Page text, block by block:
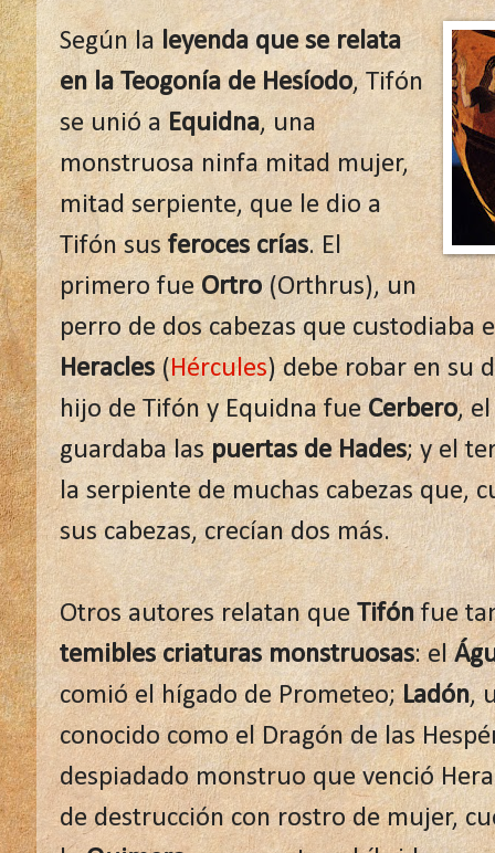
Según la leyenda que se relata
en la Teogonía de Hesíodo, Tifón
se unió aEquidna, una
monstruosa ninfa mitad mujer,
mitad serpiente, que le dio a
Tifón susferoces crías. El
primero fueOrtro(Orthrus), un
perro de dos cabezas que custodiaba
Heracles(Hércules) debe robar en su
hijo de Tifón y Equidna fueCerbero,
guardaba laspuertas de Hades; y el
la serpiente de muchas cabezas que,
sus cabezas, crecían dos más.
Otros autores relatan queTifónfue
temibles criaturas monstruosas: el
comió el hígado de Prometeo;Ladón,
conocido como el Dragón de las
despiadado monstruo que venció
de destrucción con rostro de mujer,